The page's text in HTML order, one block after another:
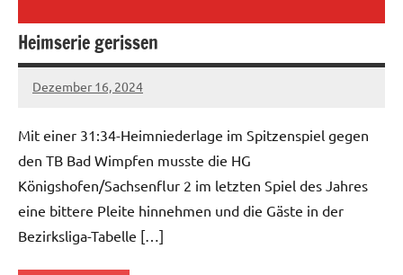
Heimserie gerissen
Dezember 16, 2024
hgadmin
Mit einer 31:34-Heimniederlage im Spitzenspiel gegen
den TB Bad Wimpfen musste die HG
Königshofen/Sachsenflur 2 im letzten Spiel des Jahres
eine bittere Pleite hinnehmen und die Gäste in der
Bezirksliga-Tabelle […]